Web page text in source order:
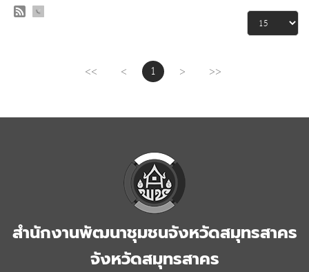
<< < 1 > >>
สำนักงานพัฒนาชุมชนจังหวัดสมุทรสาคร
จังหวัดสมุทรสาคร